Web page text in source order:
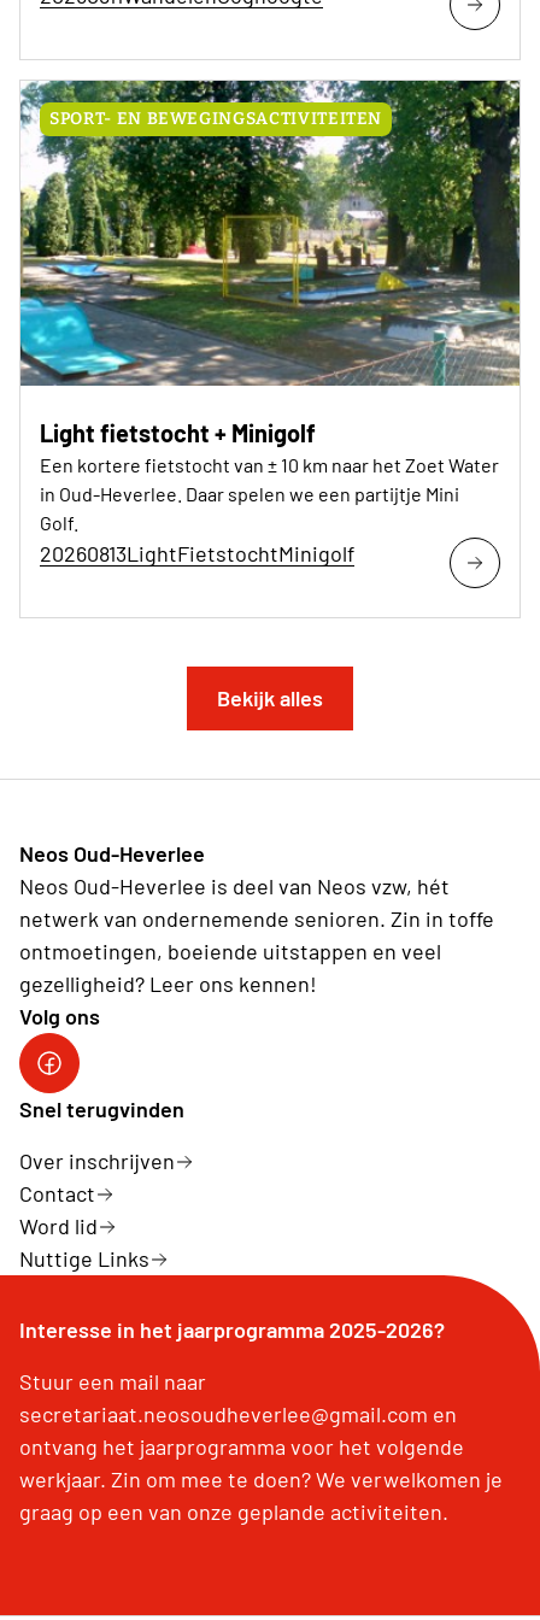
SPORT- EN BEWEGINGSACTIVITEITEN
Light fietstocht + Minigolf
Een kortere fietstocht van ± 10 km naar het Zoet Water
in Oud-Heverlee. Daar spelen we een partijtje Mini
Golf.
20260813LightFietstochtMinigolf
Bekijk alles
Neos Oud-Heverlee
Neos Oud-Heverlee is deel van Neos vzw, hét
netwerk van ondernemende senioren. Zin in toffe
ontmoetingen, boeiende uitstappen en veel
gezelligheid? Leer ons kennen!
Volg ons
Facebook
Snel terugvinden
Over inschrijven
Contact
Word lid
Nuttige Links
Interesse in het jaarprogramma 2025-2026?
Stuur een mail naar
secretariaat.neosoudheverlee@gmail.com en
ontvang het jaarprogramma voor het volgende
werkjaar. Zin om mee te doen? We verwelkomen je
graag op een van onze geplande activiteiten.